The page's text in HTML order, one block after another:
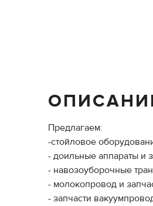
Предлагаем:
-стойловое
- доильные аппараты и
- навозоуборочные
- молокопровод и
- запчасти